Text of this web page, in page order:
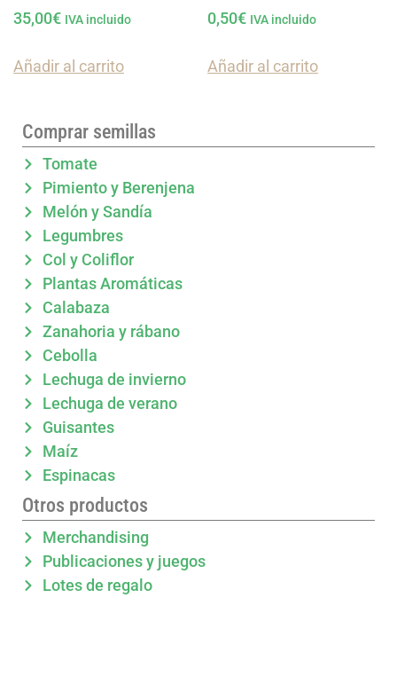
Comprar semillas
Tomate
Pimiento y Berenjena
Melón y Sandía
Legumbres
Col y Coliflor
Plantas Aromáticas
Calabaza
Zanahoria y rábano
Cebolla
Lechuga de invierno
Lechuga de verano
Guisantes
Maíz
Espinacas
Otros productos
Merchandising
Publicaciones y juegos
Lotes de regalo
35,00€ IVA incluido
Añadir al carrito
0,50€ IVA incluido
Añadir al carrito